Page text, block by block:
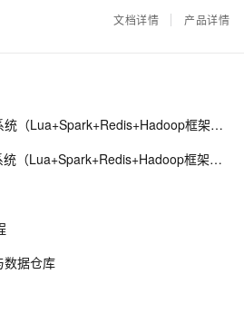
云？手把手教你用阿里云数据
18
通义灵码30分钟搞定电商
文档详情 产品详情
大数据实战项目：反爬虫系统（Lua+Spark+Redis+Hadoop框架搭建）第一阶段
大数据实战项目 - 反爬虫系统（Lua+Spark+Redis+Hadoop框架搭建）第六阶段
数据仓库